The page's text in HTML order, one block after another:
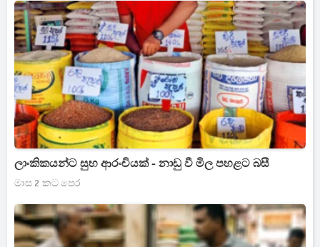
ලාංකිකයන්ට සුභ ආරංචියක් - නාඩු වී මිල පහළට බසී
මාස 2 කට පෙර